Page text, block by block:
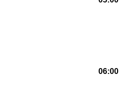
06:00